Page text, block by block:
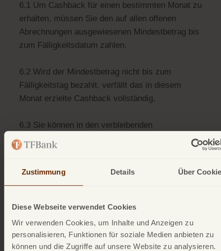
Zustimmung Details Über
Diese Webseite verwendet Cookies
Wir verwenden Cookies, um Inhalte und Anzeigen zu
personalisieren, Funktionen für soziale Medien anbieten zu
können und die Zugriffe auf unsere Website zu analysieren.
6.1 Um Cashback für einen bestimmten Monat zu
erhalten, müssen Sie den auf allen offenen
Abrechnungen ausgewiesenen Mindestbetrag bis
zum Fälligkeitsdatum zahlen.
6.2 Wird der Mindestbetrag nicht bis zum
Fälligkeitstag bezahlt, verfällt das in diesem
Monat erzielte Cashback vollständig.
6.3 Sie können in den verbleibenden
Aktionsmonaten weiterhin Cashback sammeln,
nachdem Sie die Mindestbeträge fristgerecht
dieser Sonderaktionsbedingungen Cashback
7. Apple Pay und Google
Pay